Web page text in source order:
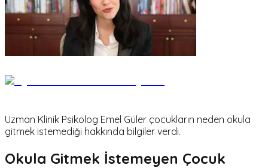
Uzman Klinik Psikolog Emel Güler çocukların neden okula
gitmek istemediği hakkında bilgiler verdi.
Okula Gitmek İstemeyen Çocuk